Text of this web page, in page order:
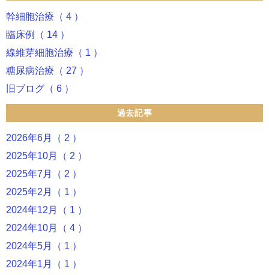
幹細胞治療（ 4 ）
臨床例（ 14 ）
線維芽細胞治療（ 1 ）
糖尿病治療（ 27 ）
旧ブログ（ 6 ）
過去記事
2026年6月（ 2 ）
2025年10月（ 2 ）
2025年7月（ 2 ）
2025年2月（ 1 ）
2024年12月（ 1 ）
2024年10月（ 4 ）
2024年5月（ 1 ）
2024年1月（ 1 ）